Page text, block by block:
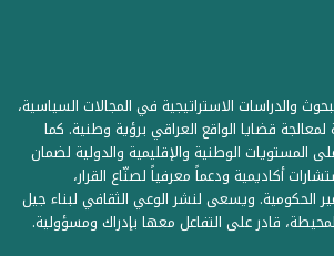
والدراسات الاستراتيجية في المجالات السياسية،
لمعالجة قضايا الواقع العراقي برؤية وطنية. كما
المستويات الوطنية والإقليمية والدولية لضمان
أكاديمية ودعماً معرفياً لصنّاع القرار،
الحكومية. ويسعى لنشر الوعي الثقافي لبناء جيل
قادر على التفاعل معها بإدراك ومسؤولية.